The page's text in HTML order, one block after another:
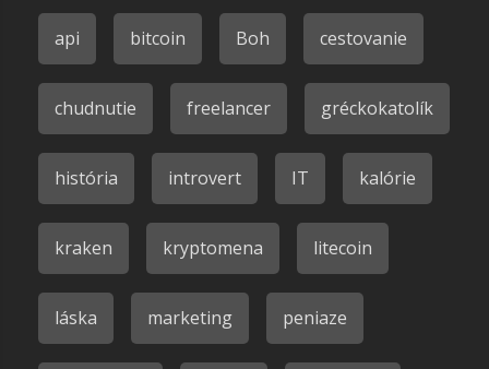
api bitcoin Boh cestovanie
chudnutie freelancer gréckokatolík
história introvert IT kalórie
kraken kryptomena litecoin
láska marketing peniaze